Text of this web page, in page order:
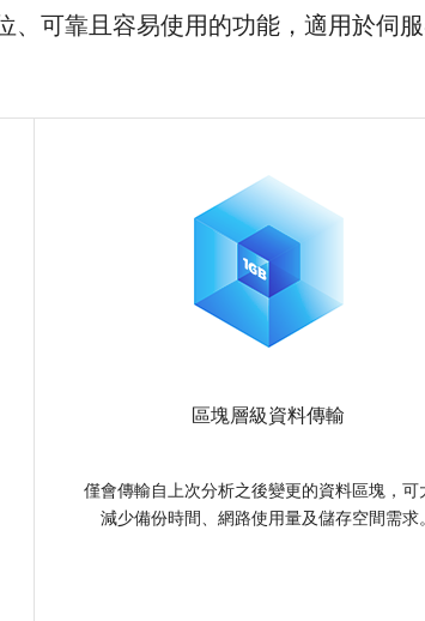
務，確保高可用
、可靠且容易使用的功能，適用於伺
區塊層級資料傳輸
僅會傳輸自上次分析之後變更的資料區塊，可
減少備份時間、網路使用量及儲存空間需求。